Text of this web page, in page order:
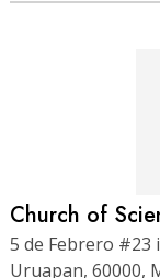
Church of
5 de Febrero #23
Uruapan, 60000,